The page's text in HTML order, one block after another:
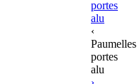
portes
alu
‹
Paumelles
portes
alu